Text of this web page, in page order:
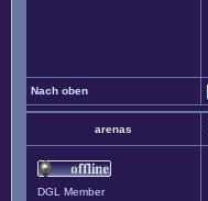
Nach oben
arenas
DGL Member